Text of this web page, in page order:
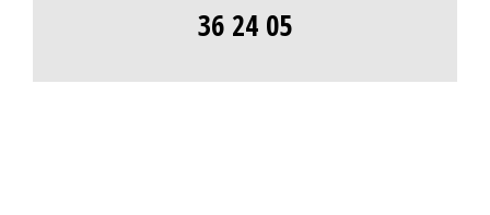
36 24 05